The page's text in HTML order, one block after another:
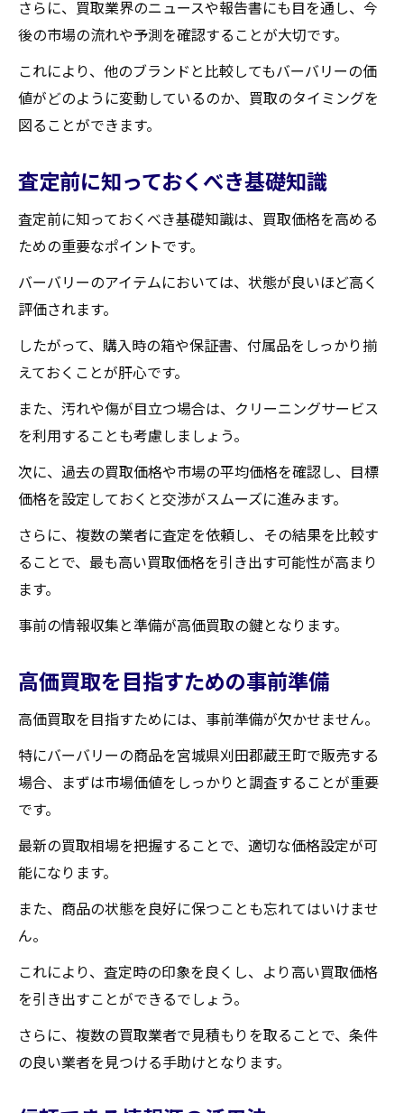
経年劣化を防ぐ保管方法
新品同様に戻すためのポイント
口コミで選ぶ蔵王町の信頼できる買取業者
口コミの信頼性を見極める方法
レビューサイトとSNSの違い
口コミを有効に使った業者選定
方法
イベント情報を入手する方法
買取イベント参加時の注意事項
キャンペーンを最大限に利用するコツ
イベントを利用した交渉術
限定買取イベントの見つけ方
得する買取イベント参加のメリット
蔵王町でのバーバリー買取相場を徹底解説
相場変動の要因を知る
地域別買取相場の分析
市場動向から見る今後の予測
実際の相場と査定額の比較
バーバリーを手放すタイミングと買取業者の選
最適な売却時期の見極め方
季節による買取価格の変動
買取業者を選ぶタイミングの重要性
タイミングを逃さないためのチェックポイ
ント
買取大吉セラビ白石店
さらに、買取業界のニュースや報告書にも目を通し、今
後の市場の流れや予測を確認することが大切です。
これにより、他のブランドと比較してもバーバリーの価
値がどのように変動しているのか、買取のタイミングを
図ることができます。
査定前に知っておくべき基礎知識
査定前に知っておくべき基礎知識は、買取価格を高める
ための重要なポイントです。
バーバリーのアイテムにおいては、状態が良いほど高く
評価されます。
したがって、購入時の箱や保証書、付属品をしっかり揃
えておくことが肝心です。
また、汚れや傷が目立つ場合は、クリーニングサービス
を利用することも考慮しましょう。
次に、過去の買取価格や市場の平均価格を確認し、目標
価格を設定しておくと交渉がスムーズに進みます。
さらに、複数の業者に査定を依頼し、その結果を比較す
ることで、最も高い買取価格を引き出す可能性が高まり
ます。
事前の情報収集と準備が高価買取の鍵となります。
高価買取を目指すための事前準備
高価買取を目指すためには、事前準備が欠かせません。
特にバーバリーの商品を宮城県刈田郡蔵王町で販売する
場合、まずは市場価値をしっかりと調査することが重要
です。
最新の買取相場を把握することで、適切な価格設定が可
能になります。
また、商品の状態を良好に保つことも忘れてはいけませ
ん。
これにより、査定時の印象を良くし、より高い買取価格
を引き出すことができるでしょう。
さらに、複数の買取業者で見積もりを取ることで、条件
の良い業者を見つける手助けとなります。